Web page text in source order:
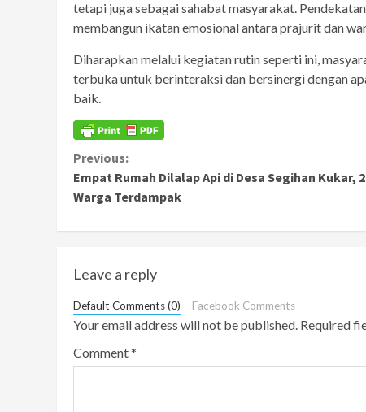
tetapi juga sebagai sahabat masyarakat.
membangun ikatan emosional antara prajurit dan
Diharapkan melalui kegiatan rutin seperti ini,
terbuka untuk berinteraksi dan bersinergi dengan
baik.
Continue
Reading
Previous:
Empat Rumah Dilalap Api di Desa Segihan Kukar,
Warga Terdampak
Leave a reply
Default Comments (0) Facebook Comments
Your email address will not be published. Required
Comment*